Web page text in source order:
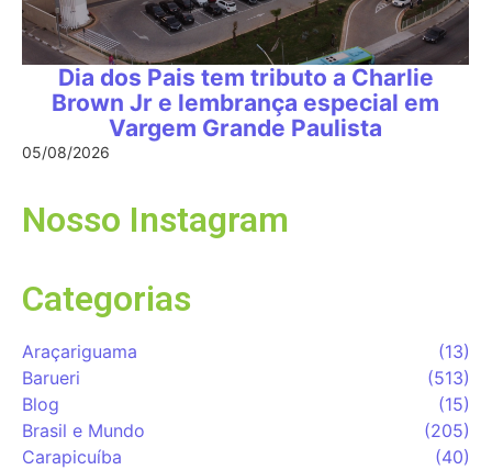
Dia dos Pais tem tributo a Charlie
Brown Jr e lembrança especial em
Vargem Grande Paulista
05/08/2026
Nosso Instagram
Categorias
Araçariguama
(13)
Barueri
(513)
Blog
(15)
Brasil e Mundo
(205)
Carapicuíba
(40)